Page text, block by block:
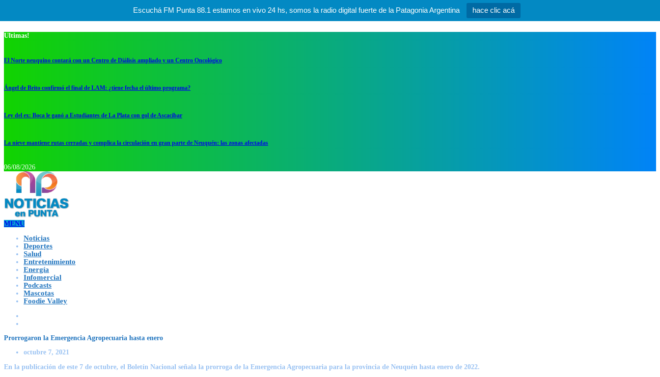
Escuchá FM Punta 88.1 estamos en vivo 24 hs, somos la radio digital fuerte de la Patagonia Argentina hace clic acá
Ultimas!
El Norte neuquino contará con un Centro de Diálisis ampliado y un Centro Oncológico
Ángel de Brito confirmó el final de LAM: ¿tiene fecha el último programa?
Ley del ex: Boca le ganó a Estudiantes de La Plata con gol de Ascacibar
La nieve mantiene rutas cerradas y complica la circulación en gran parte de Neuquén: las zonas afectadas
06/08/2026
MENU
Noticias
Deportes
Salud
Entretenimiento
Energía
Infomercial
Podcasts
Mascotas
Foodie Valley
Prorrogaron la Emergencia Agropecuaria hasta enero
octubre 7, 2021
En la publicación de este 7 de octubre, el Boletín Nacional señala la prorroga de la Emergencia Agropecuaria para la provincia de Neuquén hasta enero de 2022.